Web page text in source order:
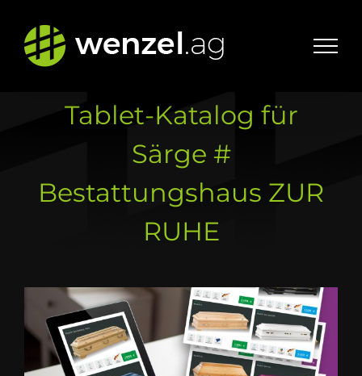
Inhalt
springen
Tablet-Katalog für
Särge #
Bestattungshaus ZUR
RUHE
grösseres
Bild